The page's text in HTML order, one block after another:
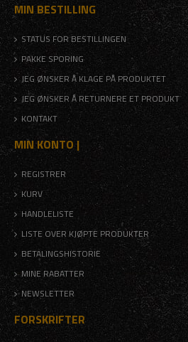
MIN BESTILLING
STATUS FOR BESTILLINGEN
PAKKE SPORING
JEG ØNSKER Å KLAGE PÅ PRODUKTET
JEG ØNSKER Å RETURNERE ET PRODUKT
KONTAKT
MIN KONTO |
REGISTRER
KURV
HANDLELISTE
LISTE OVER KJØPTE PRODUKTER
BETALINGSHISTORIE
MINE RABATTER
NEWSLETTER
FORSKRIFTER